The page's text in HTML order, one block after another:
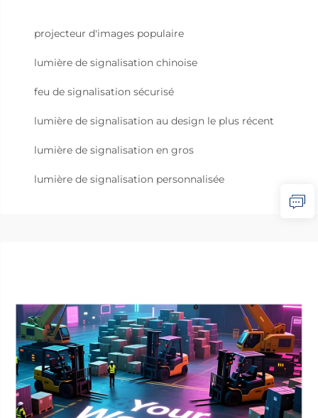
projecteur d'images populaire
lumière de signalisation chinoise
feu de signalisation sécurisé
lumière de signalisation au design le plus récent
lumière de signalisation en gros
lumière de signalisation personnalisée